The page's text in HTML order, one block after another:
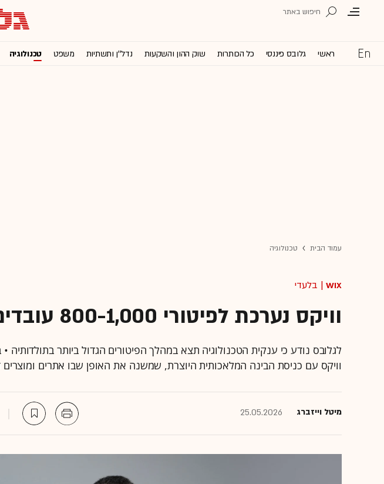
ראשי גלובס פיננסי כל הכותרות שוק ההון והשקעות נדל''ן ותשתיות משפט טכנולוגיה
עמוד הבית טכנולוגיה
Wix | בלעדי
וויקס נערכת לפיטורי 800-1,000 עובדים
לגלובס נודע כי ענקית הטכנולוגיה תצא במהלך הפיטורים הגדול ביותר
וויקס עם כניסת הבינה המלאכותית היוצרת, שמשנה את האופן שבו אתרים ומוצרים
מיטל וייזברג 25.05.2026